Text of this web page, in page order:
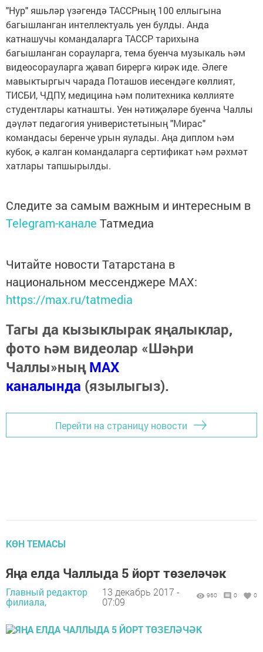
"Нур" яшьләр үзәгендә ТАССРның 100 еллыгына
багышланган интеллектуаль уен булды. Анда
катнашучы командаларга ТАССР тарихына
багышланган сорауларга, тема буенча музыкаль һәм
видеосорауларга җавап бирергә кирәк иде. Әлеге
мавыктыргыч чарада Поташов иесендәге көллият,
ТИСБИ, ЧДПУ, медицина һәм политехника көллияте
студентлары катнашты. Уен нәтиҗәләре буенча Чаллы
дәүләт педагогия универистетының "Мирас"
командасы беренче урын яулады. Аңа диплом һәм
кубок, ә калган командаларга сертификат һәм рәхмәт
хатлары тапшырылды.
Следите за самым важным и интересным в
Telegram-канале Татмедиа
Читайте новости Татарстана в
национальном мессенджере MАХ:
https://max.ru/tatmedia
Тагы да кызыклырак яңалыклар,
фото һәм видеолар «Шәһри
Чаллы»ныңMAX
каналында (язылыгыз).
Перейти на страницу новости
КӨН ТЕМАСЫ
Яңа елда Чаллыда 5 йорт төзеләчәк
Главный редактор
филиала,
13 декабрь 2017 -
07:09
960 0 0